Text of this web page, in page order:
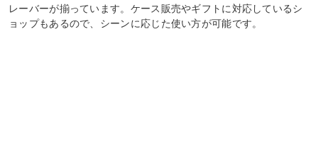
レーバーが揃っています。ケース販売やギフトに対応しているシ
ョップもあるので、シーンに応じた使い方が可能です。